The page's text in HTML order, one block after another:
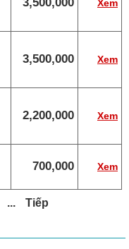
Xem
3,500,000 Xem
2,200,000 Xem
700,000 Xem
... Tiếp